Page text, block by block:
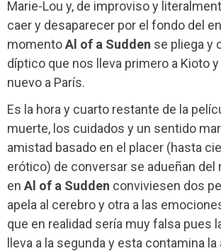
Marie-Lou y, de improviso y
caer y desaparecer por el fondo del
momentoAl of a Sudden se pliega y
díptico que nos lleva primero a Kioto
nuevo a París.
Es la hora y cuarto restante de la
muerte, los cuidados y un sentido
amistad basado en el placer (hasta
erótico) de conversar se adueñan del
en Al of a Sudden conviviesen dos
apela al cerebro y otra a las
que en realidad sería muy falsa pues
lleva a la segunda y esta contamina la